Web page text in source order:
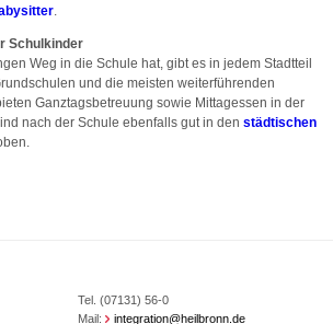
.
Schulkinder
Weg in die Schule hat, gibt es in jedem Stadtteil
und die meisten weiterführenden
Ganztagsbetreuung sowie Mittagessen in der
nach der Schule ebenfalls gut in den städtischen
Tel. (07131) 56-0
Mail:
integration@heilbronn.de